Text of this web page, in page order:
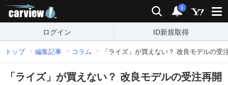
検索 通知
i
ログイン ID新規取得
トップ 編集記事 コラム 「ライズ」が買えない？ 改良モデルの
「ライズ」が買えない？ 改良モデルの受注再開